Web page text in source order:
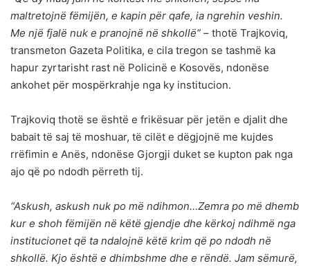
maltretojnë fëmijën, e kapin për qafe, ia ngrehin veshin.
Me një fjalë nuk e pranojnë në shkollë” – thotë Trajkoviq,
transmeton Gazeta Politika, e cila tregon se tashmë ka
hapur zyrtarisht rast në Policinë e Kosovës, ndonëse
ankohet për mospërkrahje nga ky institucion.
Trajkoviq thotë se është e frikësuar për jetën e djalit dhe
babait të saj të moshuar, të cilët e dëgjojnë me kujdes
rrëfimin e Anës, ndonëse Gjorgji duket se kupton pak nga
ajo që po ndodh përreth tij.
“Askush, askush nuk po më ndihmon…Zemra po më dhemb
kur e shoh fëmijën në këtë gjendje dhe kërkoj ndihmë nga
institucionet që ta ndalojnë këtë krim që po ndodh në
shkollë. Kjo është e dhimbshme dhe e rëndë. Jam sëmurë,